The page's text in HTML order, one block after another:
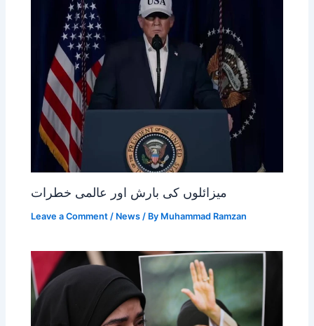
میزائلوں کی بارش اور عالمی خطرات
Leave a Comment / News / By Muhammad Ramzan